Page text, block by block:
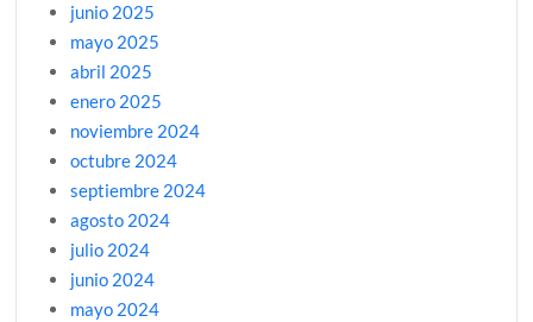
junio 2025
mayo 2025
abril 2025
enero 2025
noviembre 2024
octubre 2024
septiembre 2024
agosto 2024
julio 2024
junio 2024
mayo 2024